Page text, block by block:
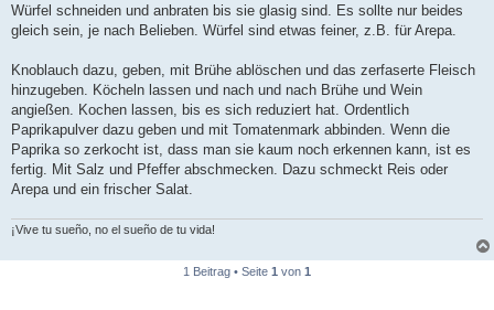
Würfel schneiden und anbraten bis sie glasig sind. Es sollte nur beides
gleich sein, je nach Belieben. Würfel sind etwas feiner, z.B. für Arepa.
Knoblauch dazu, geben, mit Brühe ablöschen und das zerfaserte Fleisch
hinzugeben. Köcheln lassen und nach und nach Brühe und Wein
angießen. Kochen lassen, bis es sich reduziert hat. Ordentlich
Paprikapulver dazu geben und mit Tomatenmark abbinden. Wenn die
Paprika so zerkocht ist, dass man sie kaum noch erkennen kann, ist es
fertig. Mit Salz und Pfeffer abschmecken. Dazu schmeckt Reis oder
Arepa und ein frischer Salat.
¡Vive tu sueño, no el sueño de tu vida!
1 Beitrag • Seite 1 von 1